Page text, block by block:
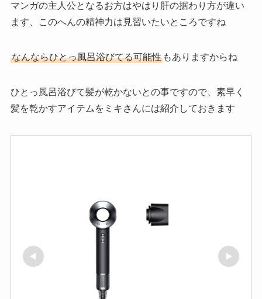
マンガの主人公となるお方はやはり 肝の据わり方が違い
ます、このへんの精神力は見習いたいところですね
なんならひとっ風呂浴びてる可能性もありますからね
ひとっ風呂浴びて髪が乾かないとの事ですので、素早く
髪を乾かすアイテムをミキさんには紹介しておきます